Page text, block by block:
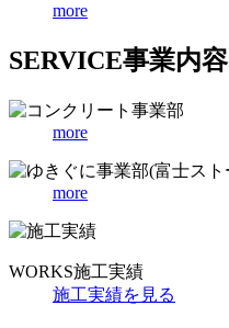
more
SERVICE事業内容
more
more
WORKS施工実績
施工実績を見る